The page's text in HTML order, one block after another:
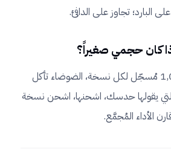
لا تستطيع. تحت 1,000 مُسجّل لكل نسخة، الضوضاء تأكل
التي يقولها حدسك، اشحنها، اشحن نسخة
الأداء المُجمَّع.